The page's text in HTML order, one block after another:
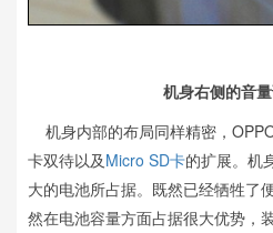
机身右侧的音
机身内部的布局同样精密，
卡双待以及Micro SD卡的扩展。机
大的电池所占据。既然已经牺牲了
然在电池容量方面占据很大优势，